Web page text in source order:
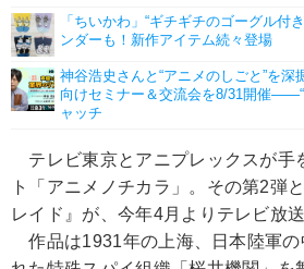
「ちいかわ」“ギチギチのゴーグル付
ンダーも！新作アイテム続々登場
神谷浩史さんと“アニメのしごと”を
向けセミナー＆交流会を8/31開催
ャッチ
テレビ東京とアニプレックスが手
ト「アニメノチカラ」。その第2弾
レイド』が、今年4月よりテレビ放
作品は1931年の上海、日本陸軍の